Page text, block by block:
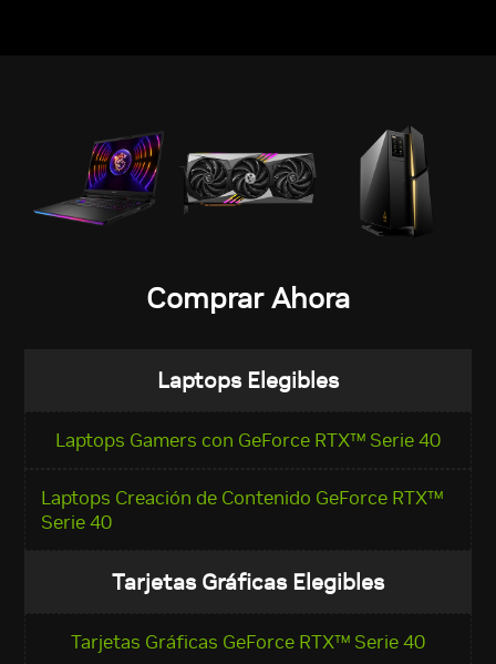
Comprar Ahora
Laptops Elegibles
Laptops Gamers con GeForce RTX™ Serie 40
Laptops Creación de Contenido GeForce RTX™
Serie 40
Tarjetas Gráficas Elegibles
Tarjetas Gráficas GeForce RTX™ Serie 40